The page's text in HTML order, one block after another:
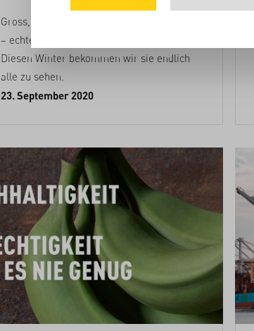
Gross, klein, perfekt, vernarbt, orange, grün
– echte Orangen haben viele Gesichter.
Diesen Winter bekommen wir sie endlich
alle zu sehen.
23. September 2020